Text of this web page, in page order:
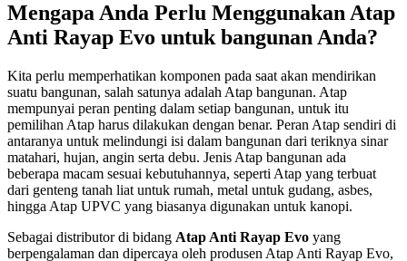
Mengapa Anda Perlu Menggunakan Atap
Anti Rayap Evo untuk bangunan Anda?
Kita perlu memperhatikan komponen pada saat akan mendirikan
suatu bangunan, salah satunya adalah Atap bangunan. Atap
mempunyai peran penting dalam setiap bangunan, untuk itu
pemilihan Atap harus dilakukan dengan benar. Peran Atap sendiri di
antaranya untuk melindungi isi dalam bangunan dari teriknya sinar
matahari, hujan, angin serta debu. Jenis Atap bangunan ada
beberapa macam sesuai kebutuhannya, seperti Atap yang terbuat
dari genteng tanah liat untuk rumah, metal untuk gudang, asbes,
hingga Atap UPVC yang biasanya digunakan untuk kanopi.
Sebagai distributor di bidang Atap Anti Rayap Evo yang
berpengalaman dan dipercaya oleh produsen Atap Anti Rayap Evo,